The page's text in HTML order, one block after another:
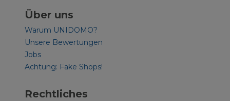
Über uns
Warum UNIDOMO?
Unsere Bewertungen
Jobs
Achtung: Fake Shops!
Rechtliches